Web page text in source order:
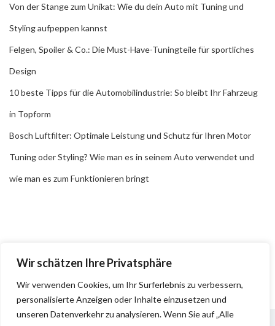
Wir schätzen Ihre Privatsphäre
Wir verwenden Cookies, um Ihr Surferlebnis zu verbessern,
personalisierte Anzeigen oder Inhalte einzusetzen und
unseren Datenverkehr zu analysieren. Wenn Sie auf „Alle
Von der Stange zum Unikat: Wie du dein Auto mit Tuning und
Styling aufpeppen kannst
Felgen, Spoiler & Co.: Die Must-Have-Tuningteile für sportliches
Design
10 beste Tipps für die Automobilindustrie: So bleibt Ihr Fahrzeug
in Topform
Bosch Luftfilter: Optimale Leistung und Schutz für Ihren Motor
Tuning oder Styling? Wie man es in seinem Auto verwendet und
wie man es zum Funktionieren bringt